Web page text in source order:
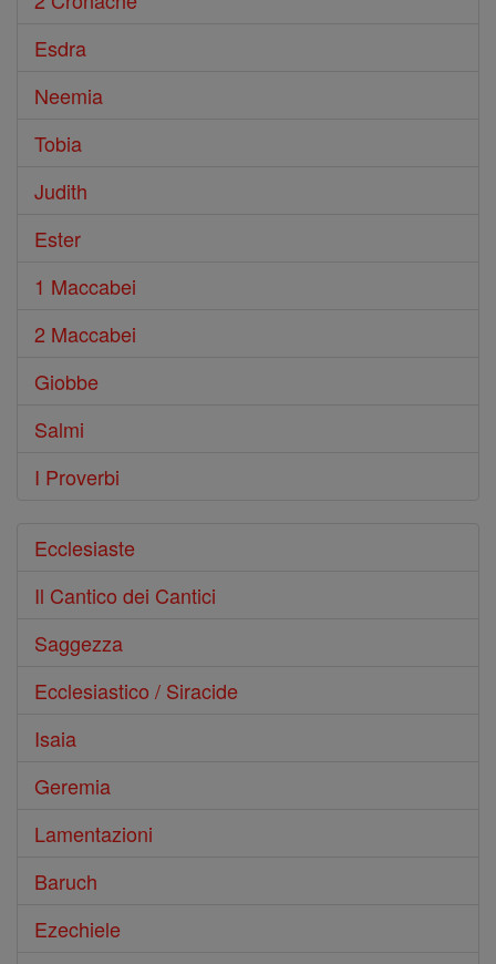
Esdra
Neemia
Tobia
Judith
Ester
1 Maccabei
2 Maccabei
Giobbe
Salmi
I Proverbi
Ecclesiaste
Il Cantico dei Cantici
Saggezza
Ecclesiastico / Siracide
Isaia
Geremia
Lamentazioni
Baruch
Ezechiele